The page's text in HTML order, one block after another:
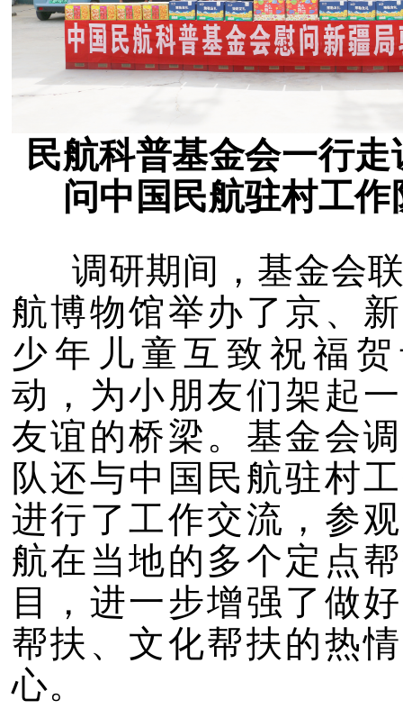
民航科普基金会一行走
问中国民航驻村工作
调研期间，基金会
航博物馆举办了京、
少年儿童互致祝福
动，为小朋友们架起
友谊的桥梁。基金会
队还与中国民航驻村
进行了工作交流，参
航在当地的多个定点
目，进一步增强了做
帮扶、文化帮扶的热
心。